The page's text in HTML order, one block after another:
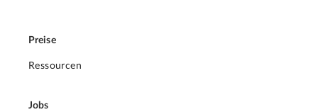
Preise
Ressourcen
Jobs